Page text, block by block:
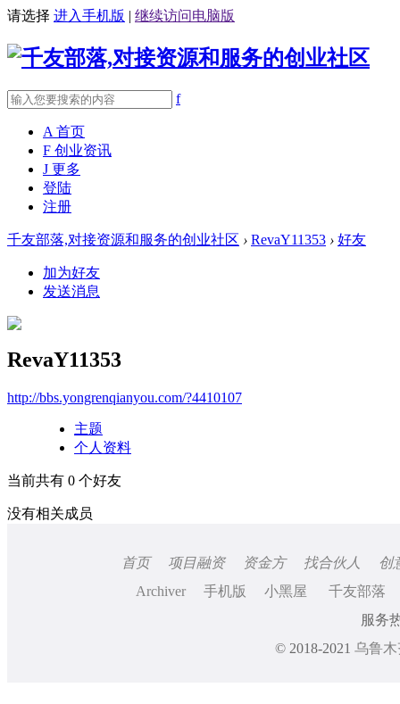
请选择 进入手机版 | 继续访问电脑版
f
A 首页
F 创业资讯
J 更多
登陆
注册
千友部落,对接资源和服务的创业社区 › RevaY11353 › 好友
加为好友
发送消息
RevaY11353
http://bbs.yongrenqianyou.com/?4410107
主题
个人资料
当前共有 0 个好友
没有相关成员
首页 项目融资 资金方 找合伙人
创
Archiver
手机版 小黑屋
千友部落
服务
© 2018-2021 乌鲁